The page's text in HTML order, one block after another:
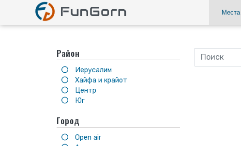
Места
Район
Иерусалим
Хайфа и крайот
Центр
Юг
Город
Open air